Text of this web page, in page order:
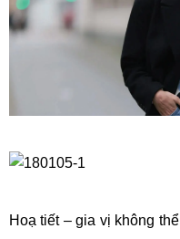
Hoạ tiết – gia vị không